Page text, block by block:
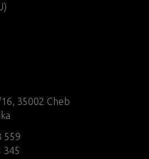
35002 Cheb
559
345